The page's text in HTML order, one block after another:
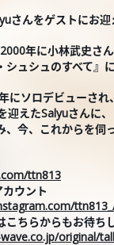
さんをゲストにお迎
年に小林武史さ
シュシュのすべて』
にソロデビューされ、
迎えたSalyuさんに、
、今、これからを伺
ttn813
ウント
こちらからもお待ち
original/